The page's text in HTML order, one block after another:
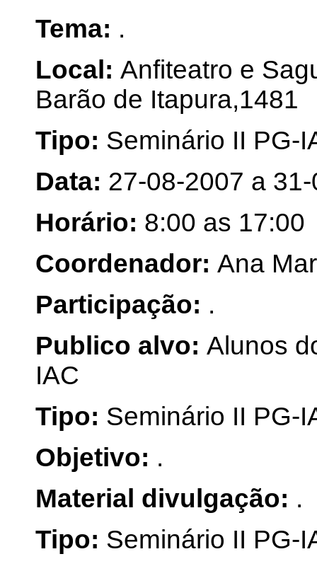
Tema: .
Local: Anfiteatro e
Barão de Itapura,1481
Tipo: Seminário II PG-
Data: 27-08-2007 a
Horário: 8:00 as 17:00
Coordenador: Ana
Participação: .
Publico alvo: Alunos
IAC
Tipo: Seminário II PG-
Objetivo: .
Material divulgação: .
Tipo: Seminário II PG-